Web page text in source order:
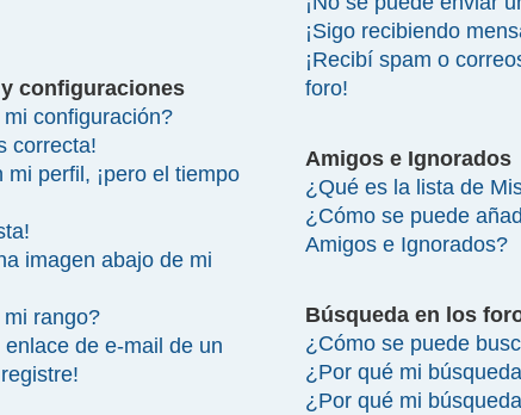
configuraciones
configuración?
correcta!
perfil, ¡pero el tiempo
imagen abajo de mi
rango?
de e-mail de un
¡Sigo recibiendo
¡Recibí spam o
foro!
Amigos e Ignorados
¿Qué es la lista de
¿Cómo se puede
Amigos e Ignorados?
Búsqueda en los
¿Cómo se puede
¿Por qué mi
¿Por qué mi